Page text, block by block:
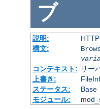
ブ
説明:
構文:
コンテキスト: サー
上書き:
ステータス:
Base
モジュール: